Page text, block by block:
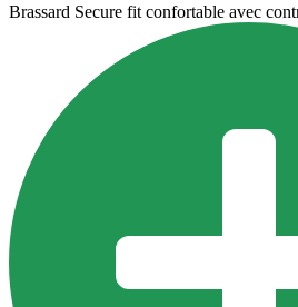
Brassard Secure fit confortable avec